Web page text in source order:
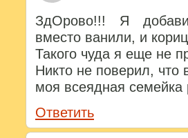
ЗдОрово!!! Я
вместо ванили, и
Такого чуда я еще не
Никто не поверил, что
моя всеядная
Ответить